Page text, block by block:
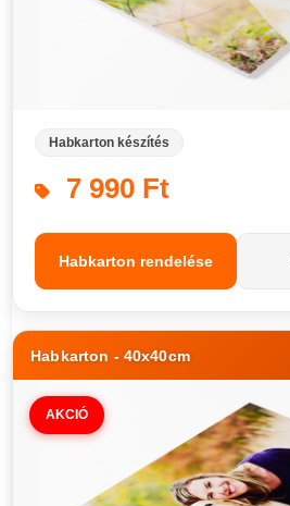
Habkarton készítés
7 990 Ft
Habkarton rendelése
Habkarton - 40x40cm
AKCIÓ